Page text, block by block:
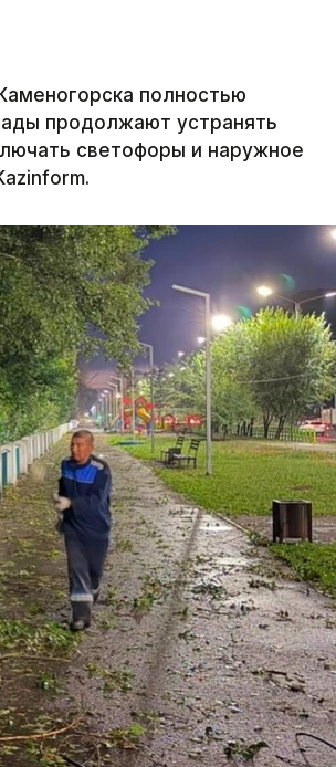
полностью
продолжают устранять
светофоры и наружное